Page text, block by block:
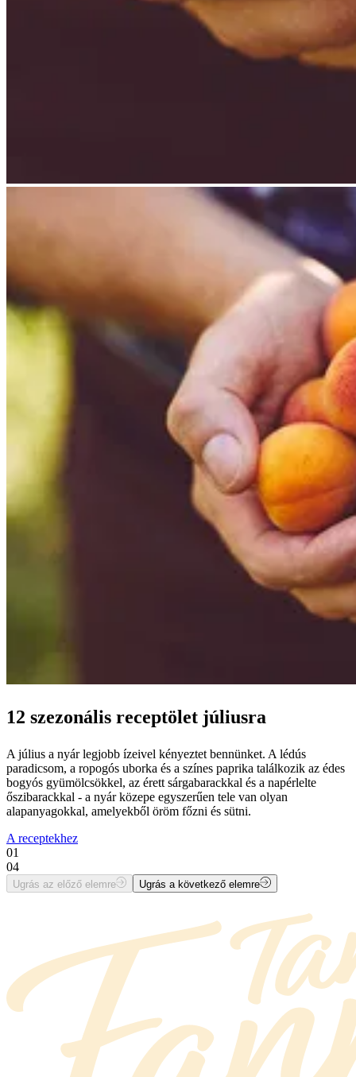
12 szezonális receptölet júliusra
A július a nyár legjobb ízeivel kényeztet bennünket. A lédús
paradicsom, a ropogós uborka és a színes paprika találkozik az édes
bogyós gyümölcsökkel, az érett sárgabarackkal és a napérlelte
őszibarackkal - a nyár közepe egyszerűen tele van olyan
alapanyagokkal, amelyekből öröm főzni és sütni.
A receptekhez
01
04
Ugrás az előző elemre Ugrás a következő elemre